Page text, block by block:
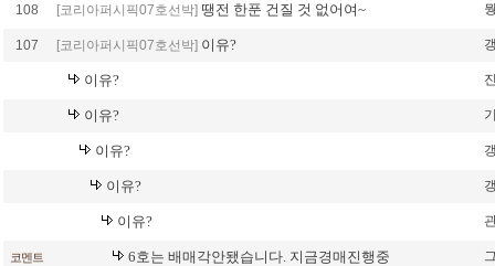
108 [코리아퍼시픽07호선박] 땡전 한푼 건질 것 없어여~
107 [코리아퍼시픽07호선박] 이유?
이유?
이유?
이유?
이유?
이유?
코멘트 6호는 배매각안됐습니다. 지금경매진행중